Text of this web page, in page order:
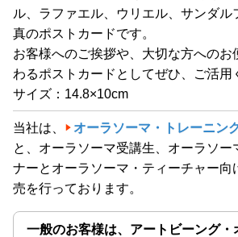
ル、ラファエル、ウリエル、サンダル
真のポストカードです。
お客様へのご挨拶や、大切な方へのお
わるポストカードとしてぜひ、ご活用
サイズ：14.8×10cm
当社は、
オーラソーマ・トレーニン
と、オーラソーマ受講生、オーラソー
ナーとオーラソーマ・ティーチャー向
売を行っております。
一般のお客様は、アートビーング・